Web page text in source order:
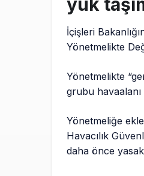
yük
İçişleri
Yönetmelikte
Yönetmelikte
grubu havaalanı
Yönetmeliğe
Havacılık
daha önce